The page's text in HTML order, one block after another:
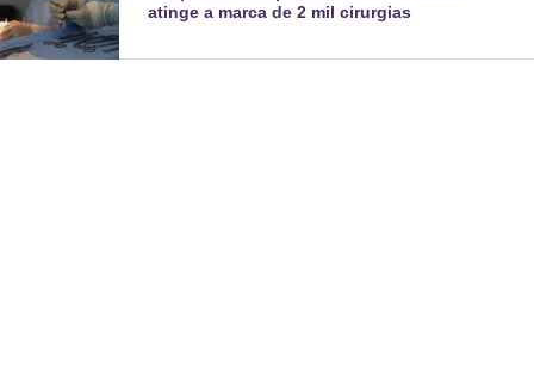
atinge a marca de 2 mil cirurgias